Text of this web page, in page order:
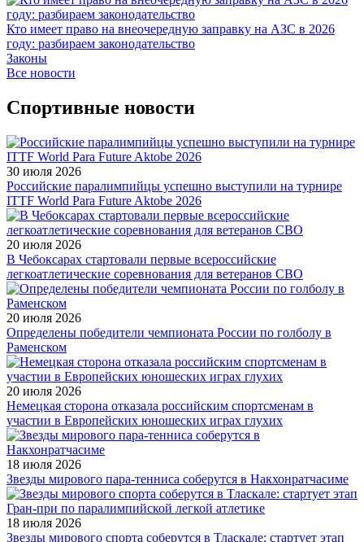
Кто имеет право на внеочередную заправку на АЗС в 2026
году: разбираем законодательство
Законы
Все новости
Спортивные новости
30 июля 2026
Российские паралимпийцы успешно выступили на турнире
ITTF World Para Future Aktobe 2026
20 июля 2026
В Чебоксарах стартовали первые всероссийские
легкоатлетические соревнования для ветеранов СВО
20 июля 2026
Определены победители чемпионата России по голболу в
Раменском
20 июля 2026
Немецкая сторона отказала российским спортсменам в
участии в Европейских юношеских играх глухих
18 июля 2026
Звезды мирового пара-тенниса соберутся в Накхонратчасиме
18 июля 2026
Звезды мирового спорта соберутся в Тласкале: стартует этап